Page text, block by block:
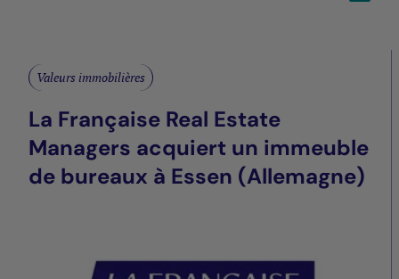
Valeurs immobilières
La Française Real Estate
Managers acquiert un immeuble
de bureaux à Essen (Allemagne)